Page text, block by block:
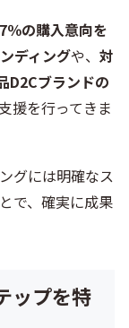
％の購入意向を
ディングや、 対
D2Cブランドの
援を行ってきま
グには明確なス
で、確実に成果
ップを特